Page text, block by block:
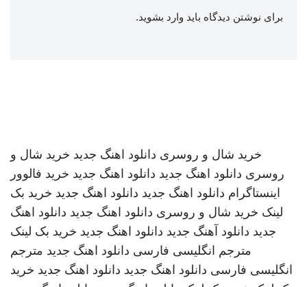
برای نوشتن دیدگاه باید وارد بشوید.
خرید شال و روسری دانلود اهنگ جدید خرید شال و
روسری دانلود اهنگ جدید دانلود اهنگ جدید خرید فالوور
اینستاگرام دانلود اهنگ جدید دانلود اهنگ جدید خرید بک
لینک خرید شال و روسری دانلود اهنگ جدید دانلود اهنگ
جدید دانلود آهنگ جدید دانلود اهنگ جدید خرید بک لینک
مترجم انگلیسی فارسی دانلود اهنگ جدید مترجم
انگلیسی فارسی دانلود اهنگ جدید دانلود اهنگ جدید خرید